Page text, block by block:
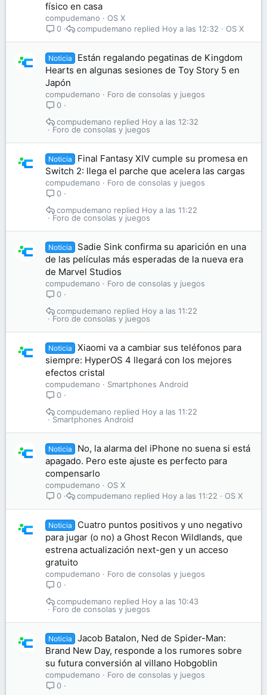
físico en casa
compudemano
OS X
0
OS X
Hoy a las 12:32
compudemano
Noticia
Están regalando pegatinas de Kingdom
Hearts en algunas sesiones de Toy Story 5 en
Japón
compudemano
Foro de consolas y juegos
0
Foro de consolas y juegos
Hoy a las 12:32
compudemano
Noticia
Final Fantasy XIV cumple su promesa en
Switch 2: llega el parche que acelera las cargas
compudemano
Foro de consolas y juegos
0
Foro de consolas y juegos
Hoy a las 11:22
compudemano
Noticia
Sadie Sink confirma su aparición en una
de las películas más esperadas de la nueva era
de Marvel Studios
compudemano
Foro de consolas y juegos
0
Foro de consolas y juegos
Hoy a las 11:22
compudemano
Noticia
Xiaomi va a cambiar sus teléfonos para
siempre: HyperOS 4 llegará con los mejores
efectos cristal
compudemano
Smartphones Android
0
Smartphones Android
Hoy a las 11:22
compudemano
Noticia
No, la alarma del iPhone no suena si está
apagado. Pero este ajuste es perfecto para
compensarlo
compudemano
OS X
0
OS X
Hoy a las 11:22
compudemano
Noticia
Cuatro puntos positivos y uno negativo
para jugar (o no) a Ghost Recon Wildlands, que
estrena actualización next-gen y un acceso
gratuito
compudemano
Foro de consolas y juegos
0
Foro de consolas y juegos
Hoy a las 10:43
compudemano
Noticia
Jacob Batalon, Ned de Spider-Man:
Brand New Day, responde a los rumores sobre
su futura conversión al villano Hobgoblin
compudemano
Foro de consolas y juegos
0